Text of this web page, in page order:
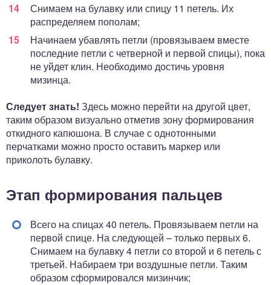
Снимаем на булавку или спицу 11 петель. Их
распределяем пополам;
Начинаем убавлять петли (провязываем вместе
последние петли с четверной и первой спицы), пока
не уйдет клин. Необходимо достичь уровня
мизинца.
Следует знать! Здесь можно перейти на другой цвет,
таким образом визуально отметив зону формирования
откидного капюшона. В случае с однотонными
перчатками можно просто оставить маркер или
приколоть булавку.
Этап формирования пальцев
Всего на спицах 40 петель. Провязываем петли на
первой спице. На следующей – только первых 6.
Снимаем на булавку 4 петли со второй и 6 петель с
третьей. Набираем три воздушные петли. Таким
образом сформировался мизинчик;